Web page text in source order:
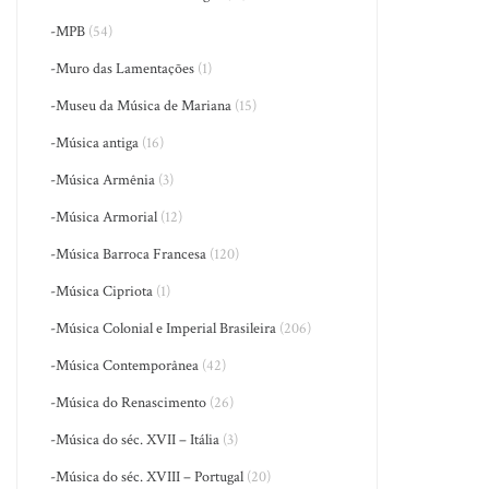
-MPB (54)
-Muro das Lamentações (1)
-Museu da Música de Mariana (15)
-Música antiga (16)
-Música Armênia (3)
-Música Armorial (12)
-Música Barroca Francesa (120)
-Música Cipriota (1)
-Música Colonial e Imperial Brasileira (206)
-Música Contemporânea (42)
-Música do Renascimento (26)
-Música do séc. XVII – Itália (3)
-Música do séc. XVIII – Portugal (20)